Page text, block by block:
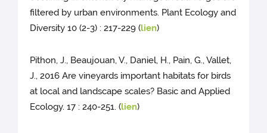
filtered by urban environments. Plant Ecology and
Diversity 10 (2-3) : 217-229 (lien)
Pithon, J., Beaujouan, V., Daniel, H., Pain, G., Vallet,
J., 2016 Are vineyards important habitats for birds
at local and landscape scales? Basic and Applied
Ecology. 17 : 240-251. (lien)